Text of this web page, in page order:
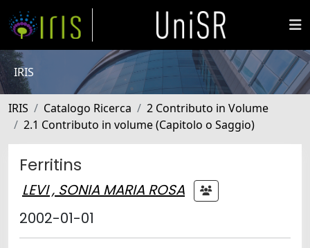
IRIS
IRIS Catalogo Ricerca
2 Contributo in Volume
2.1 Contributo in volume (Capitolo o Saggio)
Ferritins
LEVI , SONIA MARIA ROSA
2002-01-01